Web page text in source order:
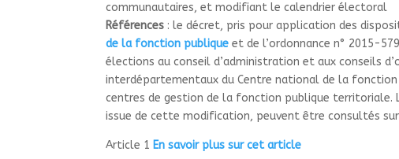
communautaires, et modifiant le calendrier électoral
Références : le décret, pris pour application des
de la fonction publique et de l’ordonnance n° 2015-
élections au conseil d’administration et aux conseils
interdépartementaux du Centre national de la
centres de gestion de la fonction publique territoriale.
issue de cette modification, peuvent être consultés
Article 1 En savoir plus sur cet article